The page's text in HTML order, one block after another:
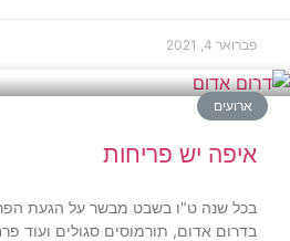
פברואר 4, 2021
ארועים
איפה יש פריחות
בכל שנה ט"ו בשבט מבשר על הגעת
בדרום אדום, תורמוסים סגולים ועוד